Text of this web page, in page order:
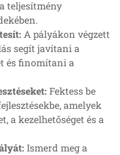
teljesítmény
A pályákon végzett
segít javítani a
és finomítani a
Fektess be
amelyek
a kezelhetőséget és a
Ismerd meg a